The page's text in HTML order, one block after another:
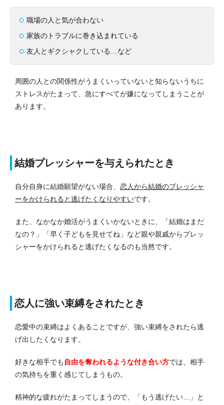
職場の人と気が合わない
家族のトラブルに巻き込まれている
友人とギクシャクしている…など
周囲の人との関係性がうまくいっていないと知らないうちに
ストレスがたまって、急にすべてが嫌になってしまうことが
あります。
結婚プレッシャーを与えられたとき
自分自身に結婚願望がない場合、 恋人から結婚のプレッシャ
ーをかけられると逃げたくなりやすいです。
また、なかなか婚活がうまくいかないときに、「結婚はまだ
なの？」「早く子どもを見せてね」など親や親戚からプレッ
シャーをかけられると逃げたくなるのも当然です。
恋人に強い束縛をされたとき
恋愛中の束縛はよくあることですが、強い束縛をされたら逃
げ出したくなります。
好きな相手でも 自由を奪われるような付き合い方では、相手
の気持ちを重く感じてしまうもの。
精神的な疲れがたまってしまうので、「もう逃げたい…」と